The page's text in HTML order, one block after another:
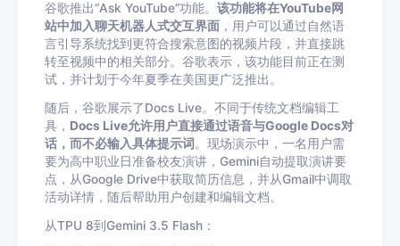
谷歌推出“Ask YouTube”功能。 该功能将在YouTube网
站中加入聊天机器人式交互界面 ，用户可以通过自然语
言引导系统找到更符合搜索意图的视频片段，并直接跳
转至视频中的相关部分。谷歌表示，该功能目前正在测
试，并计划于今年夏季在美国更广泛推出。
随后，谷歌展示了Docs Live。不同于传统文档编辑工
具， Docs Live允许用户直接通过语音与Google Docs对
话，而不必输入具体提示词 。现场演示中，一名用户需
要为高中职业日准备校友演讲，Gemini自动提取演讲要
点，从Google Drive中获取简历信息，并从Gmail中调取
活动详情，随后帮助用户创建和编辑文档。
从TPU 8到Gemini 3.5 Flash：